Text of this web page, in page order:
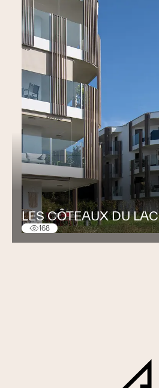
LES CÔTEAUX DU LAC
168